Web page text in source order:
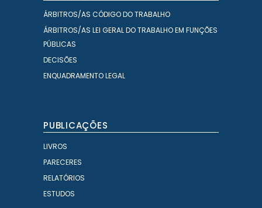
ÁRBITROS/AS CÓDIGO DO TRABALHO
ÁRBITROS/AS LEI GERAL DO TRABALHO EM FUNÇÕES
PÚBLICAS
DECISÕES
ENQUADRAMENTO LEGAL
PUBLICAÇÕES
LIVROS
PARECERES
RELATÓRIOS
ESTUDOS